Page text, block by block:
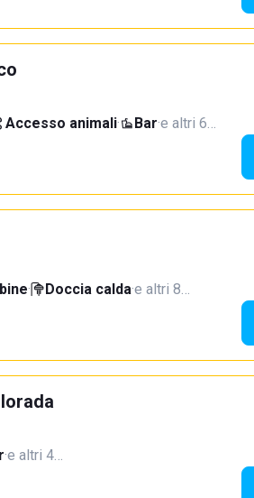
Accesso animali· Bar·e altri 6…
· Doccia calda·e altri 8…
·e altri 4…